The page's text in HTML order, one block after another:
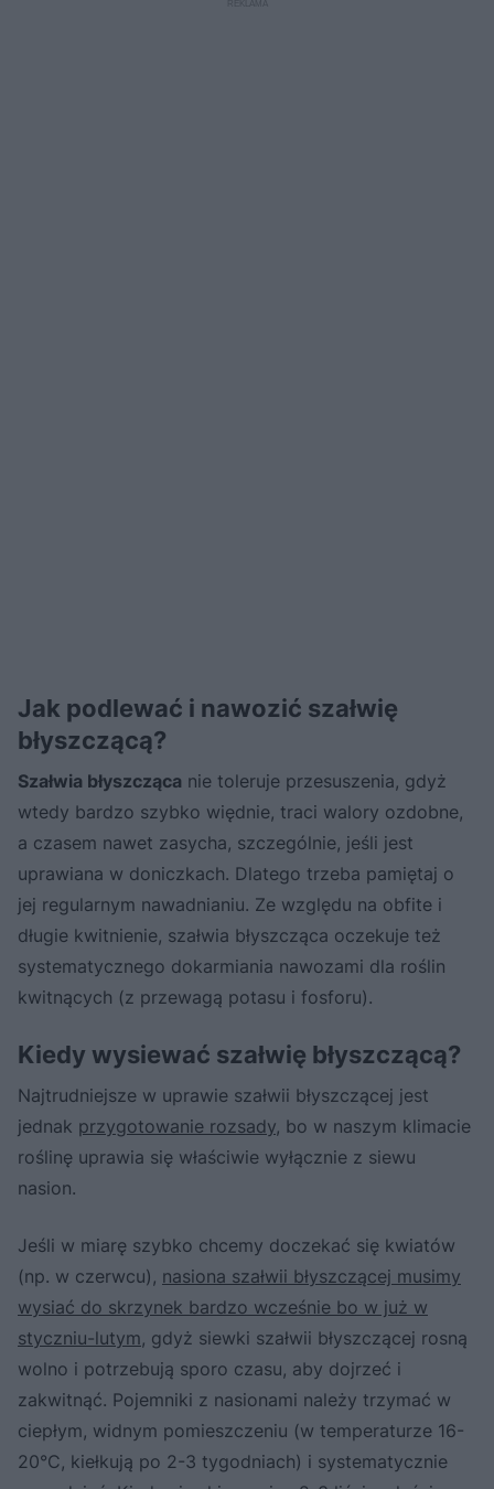
Jak podlewać i nawozić szałwię
błyszczącą?
Szałwia błyszcząca nie toleruje przesuszenia, gdyż
wtedy bardzo szybko więdnie, traci walory ozdobne,
a czasem nawet zasycha, szczególnie, jeśli jest
uprawiana w doniczkach. Dlatego trzeba pamiętaj o
jej regularnym nawadnianiu. Ze względu na obfite i
długie kwitnienie, szałwia błyszcząca oczekuje też
systematycznego dokarmiania nawozami dla roślin
kwitnących (z przewagą potasu i fosforu).
Kiedy wysiewać szałwię błyszczącą?
Najtrudniejsze w uprawie szałwii błyszczącej jest
jednak przygotowanie rozsady, bo w naszym klimacie
roślinę uprawia się właściwie wyłącznie z siewu
nasion.
Jeśli w miarę szybko chcemy doczekać się kwiatów
(np. w czerwcu), nasiona szałwii błyszczącej musimy
wysiać do skrzynek bardzo wcześnie bo w już w
styczniu-lutym, gdyż siewki szałwii błyszczącej rosną
wolno i potrzebują sporo czasu, aby dojrzeć i
zakwitnąć. Pojemniki z nasionami należy trzymać w
ciepłym, widnym pomieszczeniu (w temperaturze 16-
20°C, kiełkują po 2-3 tygodniach) i systematycznie